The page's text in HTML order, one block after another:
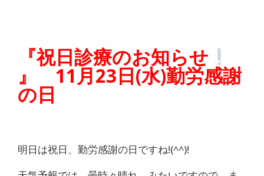
経
痛
は
つ
つ
『祝日診療のお知らせ
』 11月23日(水)勤労感謝
の日
明日は祝日、勤労感謝の日ですね!(^^)!